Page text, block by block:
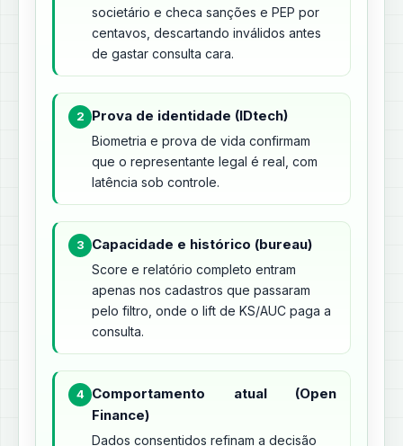
societário e checa sanções e PEP por
centavos, descartando inválidos antes
de gastar consulta cara.
2 Prova de identidade (IDtech)
Biometria e prova de vida confirmam
que o representante legal é real, com
latência sob controle.
3 Capacidade e histórico (bureau)
Score e relatório completo entram
apenas nos cadastros que passaram
pelo filtro, onde o lift de KS/AUC paga a
consulta.
4 Comportamento atual (Open
Finance)
Dados consentidos refinam a decisão